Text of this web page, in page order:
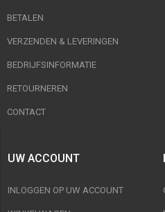
BETALEN
VERZENDEN & LEVERINGEN
BEDRIJFSINFORMATIE
RETOURNEREN
CONTACT
UW ACCOUNT
INLOGGEN OP UW ACCOUNT